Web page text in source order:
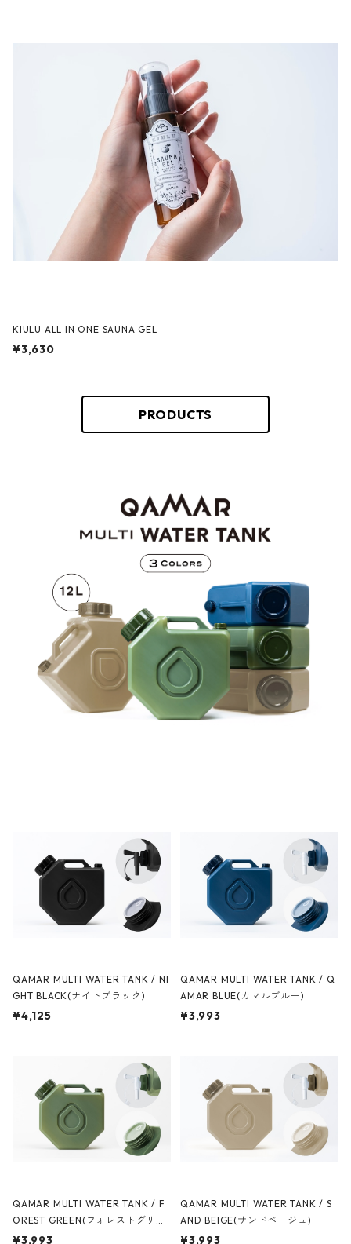
KIULU ALL IN ONE SAUNA GEL
¥3,630
PRODUCTS
QAMAR MULTI WATER TANK / NI
GHT BLACK(ナイトブラック)
¥4,125
QAMAR MULTI WATER TANK / Q
AMAR BLUE(カマルブルー)
¥3,993
QAMAR MULTI WATER TANK / F
OREST GREEN(フォレストグリー
ン)
¥3,993
QAMAR MULTI WATER TANK / S
AND BEIGE(サンドベージュ)
¥3,993